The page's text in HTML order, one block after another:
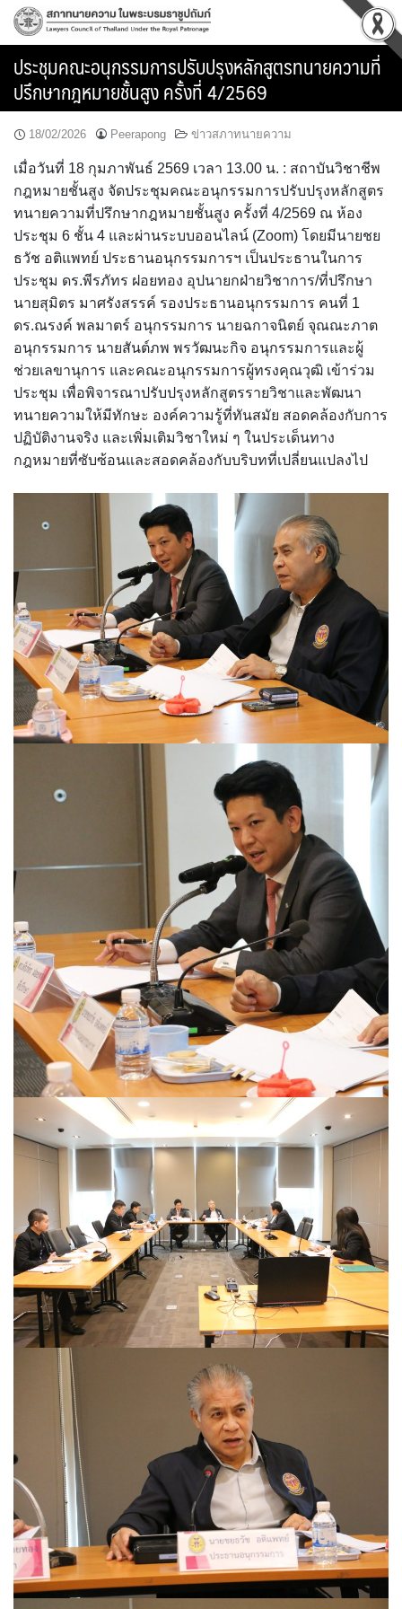
Skip
ประชุมคณะอนุกรรมการปรับปรุงหลักสูตรทนายความที่
ปรึกษากฎหมายชั้นสูง ครั้งที่ 4/2569
18/02/2026 Peerapong ข่าวสภาทนายความ
เมื่อวันที่ 18 กุมภาพันธ์ 2569 เวลา 13.00 น. : สถาบันวิชาชีพ
กฎหมายชั้นสูง จัดประชุมคณะอนุกรรมการปรับปรุงหลักสูตร
ทนายความที่ปรึกษากฎหมายชั้นสูง ครั้งที่ 4/2569 ณ ห้อง
ประชุม 6 ชั้น 4 และผ่านระบบออนไลน์ (Zoom) โดยมีนายชย
ธวัช อติแพทย์ ประธานอนุกรรมการฯ เป็นประธานในการ
ประชุม ดร.พีรภัทร ฝอยทอง อุปนายกฝ่ายวิชาการ/ที่ปรึกษา
นายสุมิตร มาศรังสรรค์ รองประธานอนุกรรมการ คนที่ 1
ดร.ณรงค์ พลมาตร์ อนุกรรมการ นายฉกาจนิตย์ จุณณะภาต
อนุกรรมการ นายสันต์ภพ พรวัฒนะกิจ อนุกรรมการและผู้
ช่วยเลขานุการ และคณะอนุกรรมการผู้ทรงคุณวุฒิ เข้าร่วม
ประชุม เพื่อพิจารณาปรับปรุงหลักสูตรรายวิชาและพัฒนา
ทนายความให้มีทักษะ องค์ความรู้ที่ทันสมัย สอดคล้องกับการ
ปฏิบัติงานจริง และเพิ่มเติมวิชาใหม่ ๆ ในประเด็นทาง
กฎหมายที่ซับซ้อนและสอดคล้องกับบริบทที่เปลี่ยนแปลงไป